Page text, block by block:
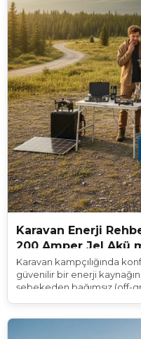
Karavan Enerji
200 Amper Jel Akü
Karavan kampçılığında
güvenilir bir enerji
şebekeden bağımsız (off-